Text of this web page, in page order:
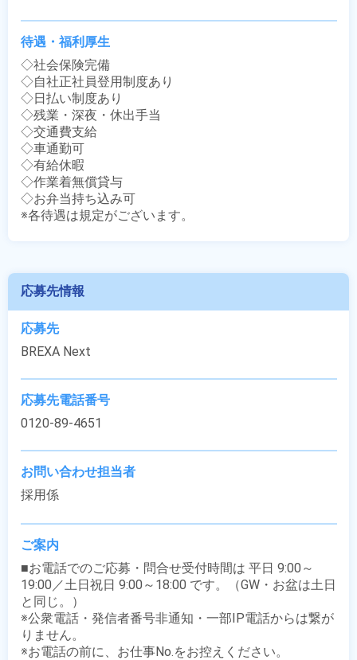
待遇・福利厚生
◇社会保険完備
◇自社正社員登用制度あり
◇日払い制度あり
◇残業・深夜・休出手当
◇交通費支給
◇車通勤可
◇有給休暇
◇作業着無償貸与
◇お弁当持ち込み可
※各待遇は規定がございます。
応募先情報
応募先
BREXA Next
応募先電話番号
0120-89-4651
お問い合わせ担当者
採用係
ご案内
■お電話でのご応募・問合せ受付時間は 平日 9:00～
19:00／土日祝日 9:00～18:00 です。（GW・お盆は土日
と同じ。）
※公衆電話・発信者番号非通知・一部IP電話からは繋が
りません。
※お電話の前に、お仕事No.をお控えください。